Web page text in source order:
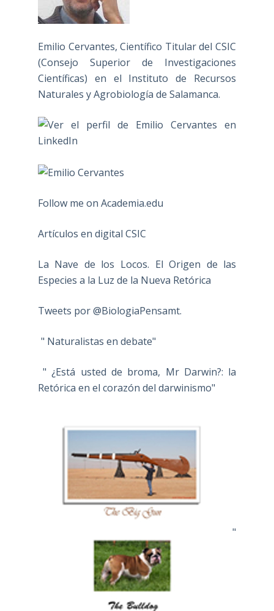
Emilio Cervantes, Científico Titular del CSIC
(Consejo Superior de Investigaciones
Científicas) en el Instituto de Recursos
Naturales y Agrobiología de Salamanca.
Follow me on Academia.edu
Artículos en digital CSIC
La Nave de los Locos. El Origen de las
Especies a la Luz de la Nueva Retórica
Tweets por @BiologiaPensamt.
" Naturalistas en debate"
" ¿Está usted de broma, Mr Darwin?: la
Retórica en el corazón del darwinismo"
"